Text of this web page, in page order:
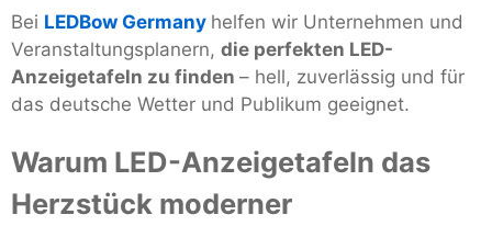
Bei LEDBow Germany helfen wir Unternehmen und
Veranstaltungsplanern, die perfekten LED-
Anzeigetafeln zu finden – hell, zuverlässig und für
das deutsche Wetter und Publikum geeignet.
Warum LED-Anzeigetafeln das
Herzstück moderner